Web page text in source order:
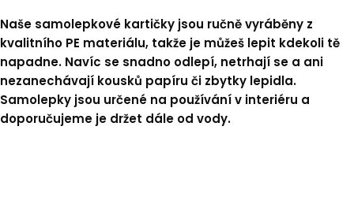
Naše samolepkové kartičky jsou ručně vyráběny z
kvalitního PE materiálu, takže je můžeš lepit kdekoli tě
napadne. Navíc se snadno odlepí, netrhají se a ani
nezanechávají kousků papíru či zbytky lepidla.
Samolepky jsou určené na používání v interiéru a
doporučujeme je držet dále od vody.